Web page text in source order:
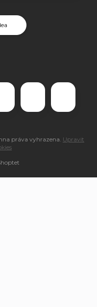
práva vyhrazena. Upravit